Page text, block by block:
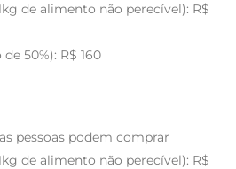
de alimento não perecível): R$
50%): R$ 160
pessoas podem comprar
de alimento não perecível): R$